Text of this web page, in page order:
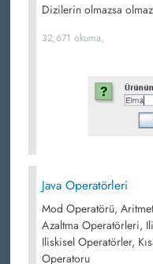
Dizilerin olmazsa
32,671 okuma,
Java Operatörleri
Mod Operatörü,
Azaltma Operatörleri,
Iliskisel Operatörler,
Operatoru